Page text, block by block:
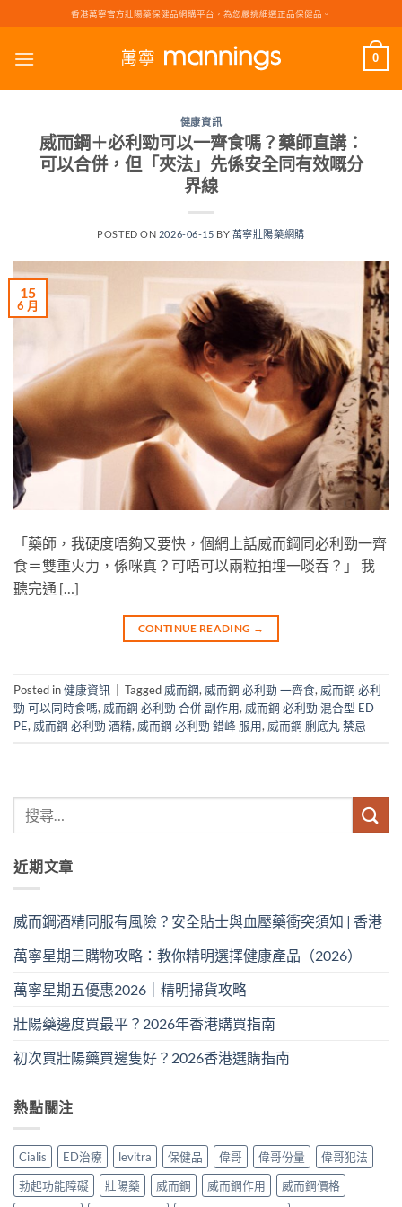
to
content
香港萬寧官方壯陽藥保健品網購平台，為您嚴挑細選正品保健品。
0
健康資訊
威而鋼＋必利勁可以一齊食嗎？藥師直講：
可以合併，但「夾法」先係安全同有效嘅分
界線
POSTED ON 2026-06-15 BY 萬寧壯陽藥網購
15
6 月
「藥師，我硬度唔夠又要快，個網上話威而鋼同必利勁一齊
食＝雙重火力，係咪真？可唔可以兩粒拍埋一啖吞？」 我
聽完通 […]
CONTINUE READING →
Posted in健康資訊 Tagged 威而鋼, 威而鋼 必利勁 一齊食, 威而鋼 必利
勁 可以同時食嗎, 威而鋼 必利勁 合併 副作用, 威而鋼 必利勁 混合型 ED
PE, 威而鋼 必利勁 酒精, 威而鋼 必利勁 錯峰 服用, 威而鋼 脷底丸 禁忌
近期文章
威而鋼酒精同服有風險？安全貼士與血壓藥衝突須知 | 香港
萬寧星期三購物攻略：教你精明選擇健康產品（2026）
萬寧星期五優惠2026｜精明掃貨攻略
壯陽藥邊度買最平？2026年香港購買指南
初次買壯陽藥買邊隻好？2026香港選購指南
熱點關注
Cialis ED治療 levitra 保健品 偉哥 偉哥份量
偉哥犯法
勃起功能障礙
壯陽藥 威而鋼 威而鋼作用 威而鋼價格